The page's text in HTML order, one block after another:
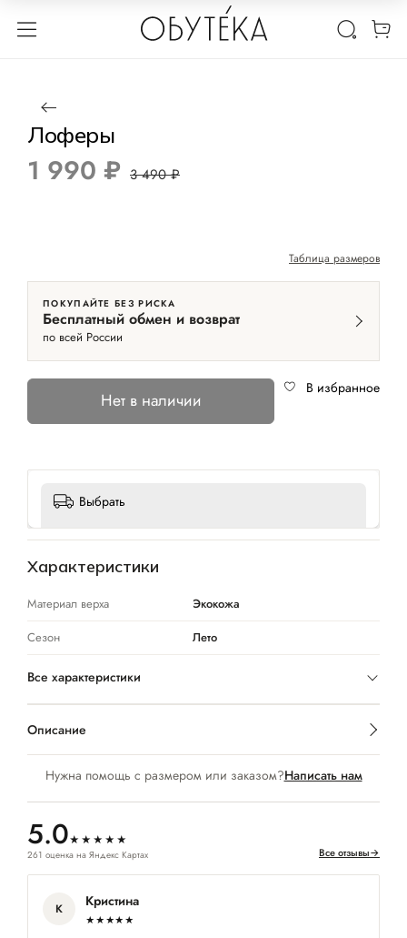
1 / 5
Лоферы
1 990 ₽ 3 490 ₽
Таблица размеров
ПОКУПАЙТЕ БЕЗ РИСКА
Бесплатный обмен и возврат
по всей России
Нет в наличии
В избранное
Выбрать
Нужна помощь с размером или заказом?Написать нам
5.0★★★★★
261 оценка на Яндекс Картах Все отзывы→
К Кристина
★★★★★
Характеристики
Материал верха
Экокожа
Сезон
Лето
Все характеристики
Описание